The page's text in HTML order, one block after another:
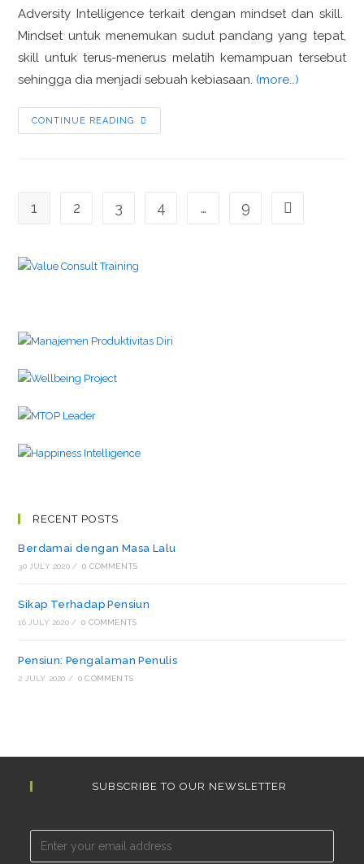
Adversity Intelligence terkait dengan mindset dan skill.
Mindset untuk menemukan sudut pandang yang tepat,
skill untuk terus-menerus melatih kemampuan tersebut
sehingga dia menjadi sebuah kebiasaan. (more…)
CONTINUE READING
1 2 3 4 … 9
RECENT POSTS
Berdamai dengan Masa Lalu
30 JULY 2020 / 0 COMMENTS
Sikap Terhadap Pensiun
16 JULY 2020 / 0 COMMENTS
Pensiun: Pengalaman Penulis
2 JULY 2020 / 0 COMMENTS
SUBSCRIBE TO OUR NEWSLETTER